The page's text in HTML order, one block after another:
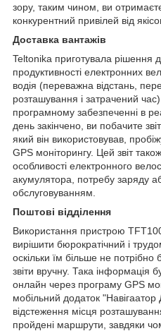
зору, таким чином, ви
конкурентний привілей від
Доставка вантажів
Teltonika приготувала рішення
продуктивності електронних
водія (переважна відстань,
розташування і затрачений
програмному забезпеченні в
день закінчено, ви побачите
який він використовував,
GPS моніторингу. Цей звіт
особливості електронного
акумулятора, потребу заряду
обслуговуванням.
Поштові відділення
Використання пристрою
вирішити бюрократічний і
оскільки їм більше не потрібно
звіти вручну. Така інформація
онлайн через програму GPS
мобільний додаток "Навігаатор
відстеження місця
пройдені маршрути, завдяки